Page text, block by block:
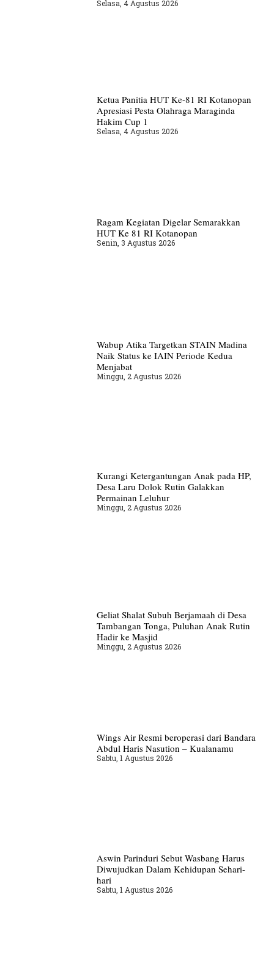
Selasa, 4 Agustus 2026
Ketua Panitia HUT Ke-81 RI Kotanopan
Apresiasi Pesta Olahraga Maraginda
Hakim Cup 1
Selasa, 4 Agustus 2026
Ragam Kegiatan Digelar Semarakkan
HUT Ke 81 RI Kotanopan
Senin, 3 Agustus 2026
Wabup Atika Targetkan STAIN Madina
Naik Status ke IAIN Periode Kedua
Menjabat
Minggu, 2 Agustus 2026
Kurangi Ketergantungan Anak pada HP,
Desa Laru Dolok Rutin Galakkan
Permainan Leluhur
Minggu, 2 Agustus 2026
Geliat Shalat Subuh Berjamaah di Desa
Tambangan Tonga, Puluhan Anak Rutin
Hadir ke Masjid
Minggu, 2 Agustus 2026
Wings Air Resmi beroperasi dari Bandara
Abdul Haris Nasution – Kualanamu
Sabtu, 1 Agustus 2026
Aswin Parinduri Sebut Wasbang Harus
Diwujudkan Dalam Kehidupan Sehari-
hari
Sabtu, 1 Agustus 2026